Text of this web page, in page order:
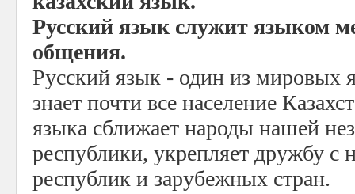
Русский язык служит языком
общения.
Русский язык - один из мировых
знает почти все население
языка сближает народы нашей
республики, укрепляет дружбу с
республик и зарубежных стран.